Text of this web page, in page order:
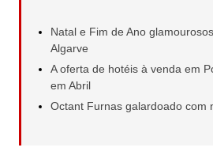
Natal e Fim de Ano
Algarve
A oferta de hotéis à venda em
em Abril
Octant Furnas galardoado com